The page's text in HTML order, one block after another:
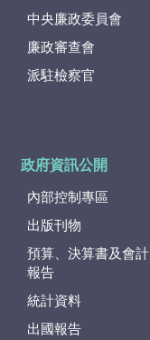
中央廉政委員會
廉政審查會
派駐檢察官
政府資訊公開
內部控制專區
出版刊物
預算、決算書及會計
報告
統計資料
出國報告